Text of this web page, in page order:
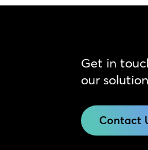
Get in
our
Contact